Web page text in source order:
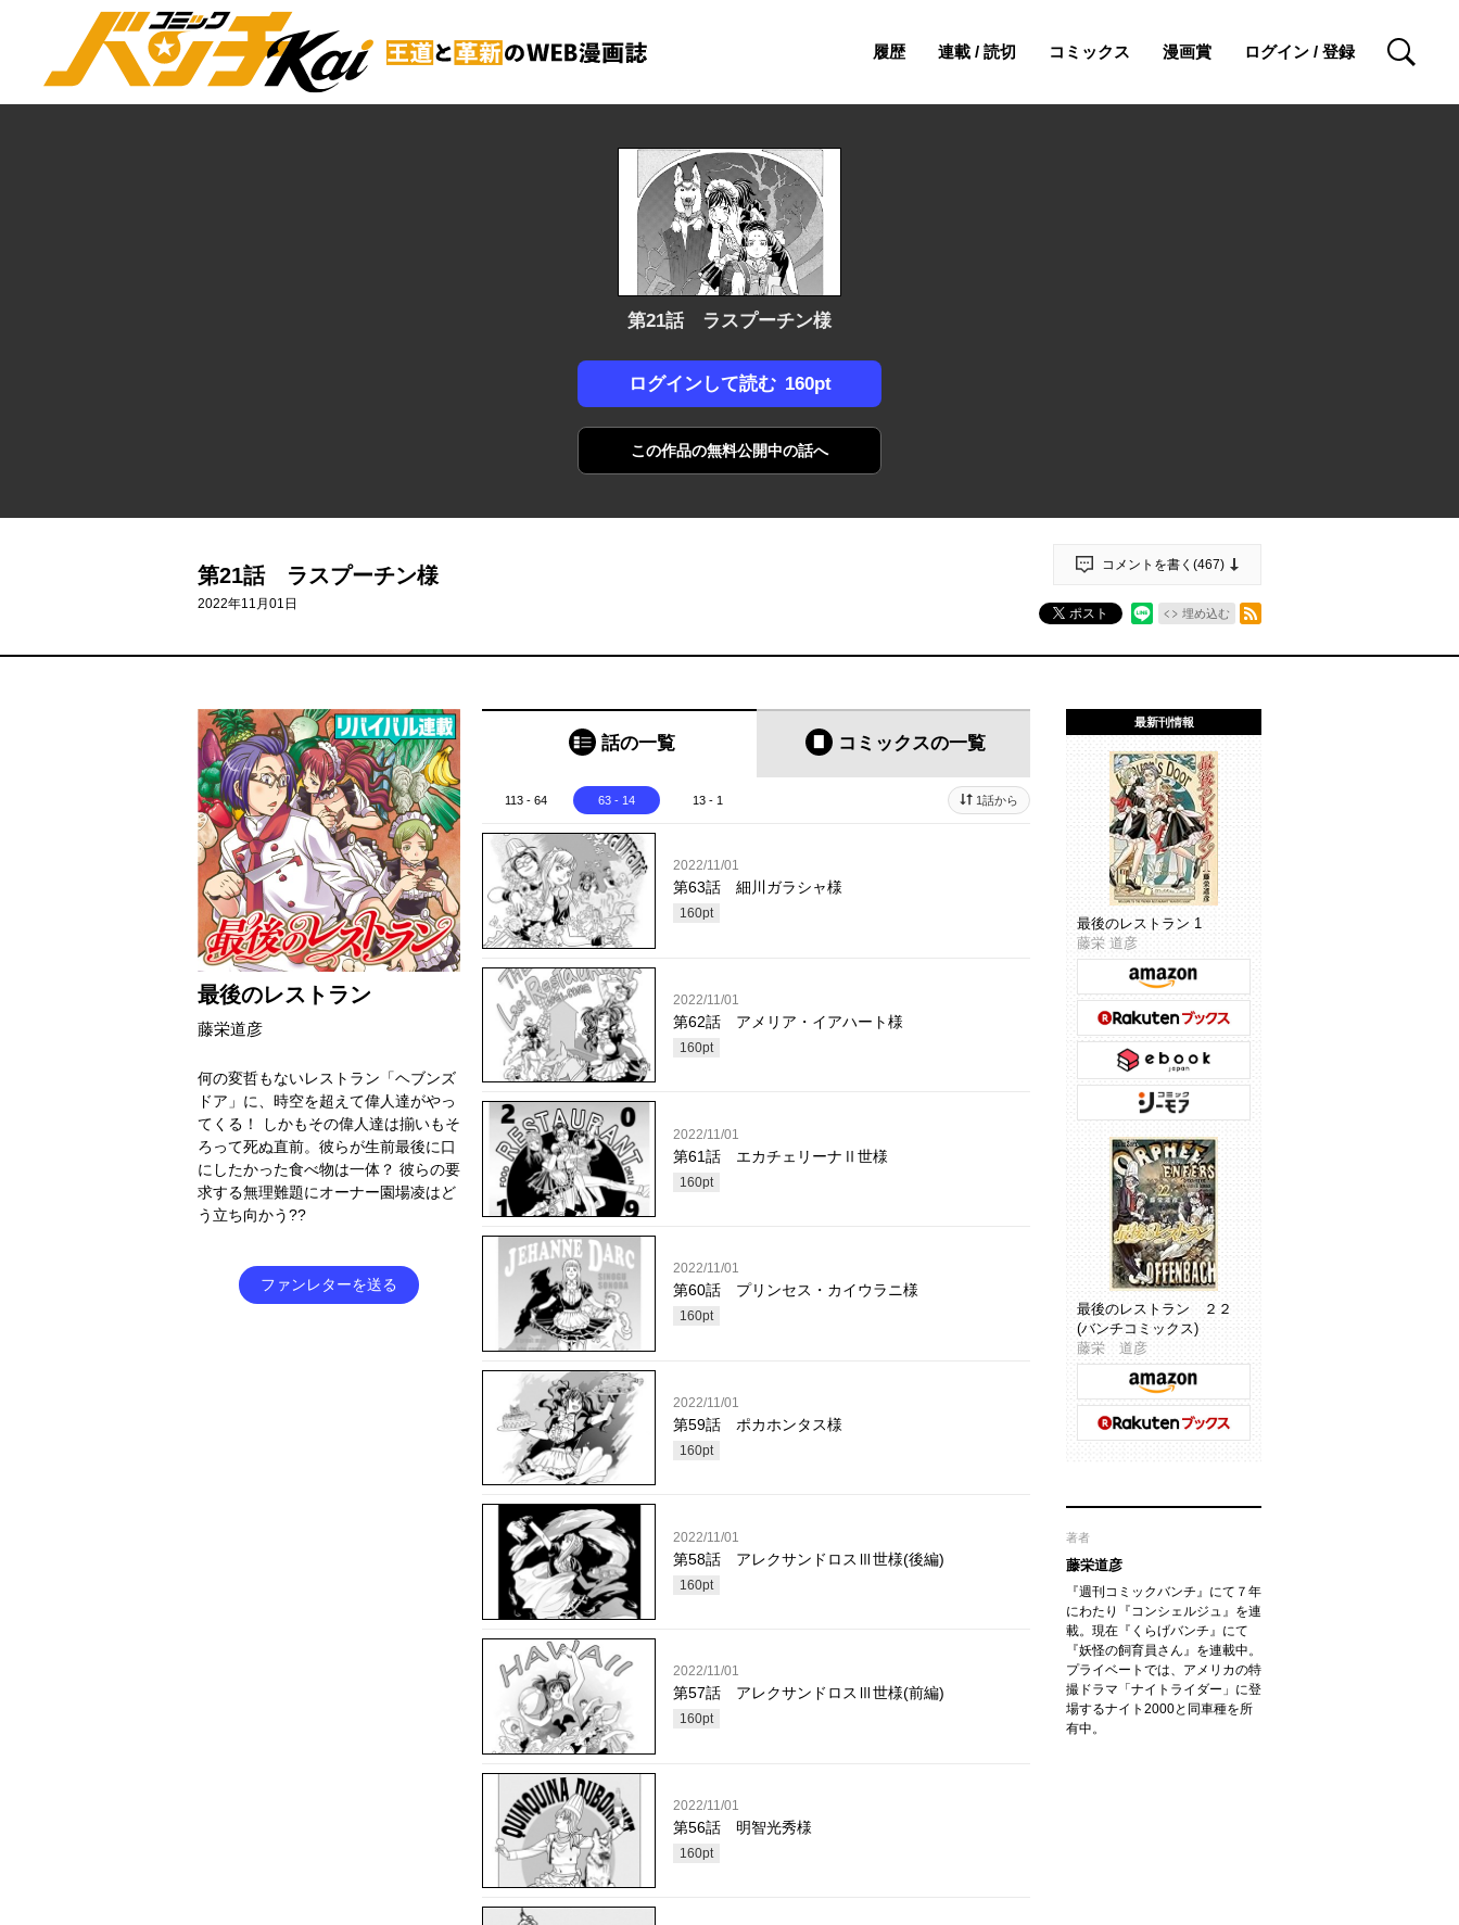
履歴 連載 / 読切 コミックス 漫画賞 ログイン / 登録 検索
第21話 ラスプーチン様
ログインして読む 160pt
この作品の無料公開中の話へ
第21話 ラスプーチン様
2022年11月01日
コメントを書く(467)
ポスト 埋め込む
最後のレストラン
藤栄道彦
何の変哲もないレストラン「ヘブンズ
ドア」に、時空を超えて偉人達がやっ
てくる！ しかもその偉人達は揃いもそ
ろって死ぬ直前。彼らが生前最後に口
にしたかった食べ物は一体？ 彼らの要
求する無理難題にオーナー園場凌はど
う立ち向かう??
ファンレターを送る
話の一覧 コミックスの一覧
113 - 64 63 - 14 13 - 1 1話から
2022/11/01
第63話 細川ガラシャ様
160pt
2022/11/01
第62話 アメリア・イアハート様
160pt
2022/11/01
第61話 エカチェリーナⅡ世様
160pt
2022/11/01
第60話 プリンセス・カイウラニ様
160pt
2022/11/01
第59話 ポカホンタス様
160pt
2022/11/01
第58話 アレクサンドロスⅢ世様(後編)
160pt
2022/11/01
第57話 アレクサンドロスⅢ世様(前編)
160pt
2022/11/01
第56話 明智光秀様
160pt
最新刊情報
最後のレストラン 1
藤栄 道彦
最後のレストラン ２２
(バンチコミックス)
藤栄 道彦
著者
藤栄道彦
『週刊コミックバンチ』にて７年
にわたり『コンシェルジュ』を連
載。現在『くらげバンチ』にて
『妖怪の飼育員さん』を連載中。
プライベートでは、アメリカの特
撮ドラマ「ナイトライダー」に登
場するナイト2000と同車種を所
有中。